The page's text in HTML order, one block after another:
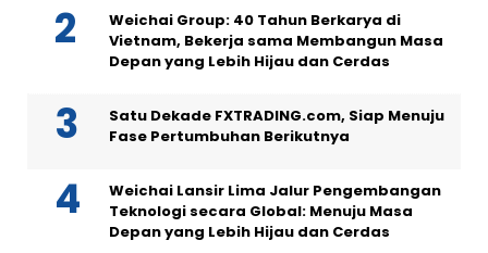
Weichai Group: 40 Tahun Berkarya di
Vietnam, Bekerja sama Membangun Masa
Depan yang Lebih Hijau dan Cerdas
Satu Dekade FXTRADING.com, Siap Menuju
Fase Pertumbuhan Berikutnya
Weichai Lansir Lima Jalur Pengembangan
Teknologi secara Global: Menuju Masa
Depan yang Lebih Hijau dan Cerdas